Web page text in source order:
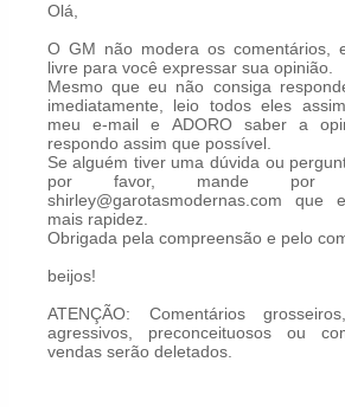
Olá,
O GM não modera os comentários,
livre para você expressar sua opinião.
Mesmo que eu não consiga
imediatamente, leio todos eles
meu e-mail e ADORO saber a
respondo assim que possível.
Se alguém tiver uma dúvida ou
por favor, mande por
shirley@garotasmodernas.com que
mais rapidez.
Obrigada pela compreensão e pelo
beijos!
ATENÇÃO: Comentários
agressivos, preconceituosos ou
vendas serão deletados.